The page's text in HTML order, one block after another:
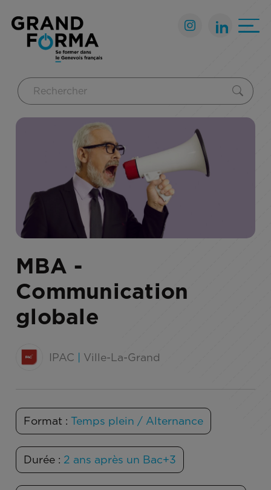
MBA -
Communication
globale
IPAC | Ville-La-Grand
Format :Temps plein / Alternance
Durée : 2 ans après un Bac+3